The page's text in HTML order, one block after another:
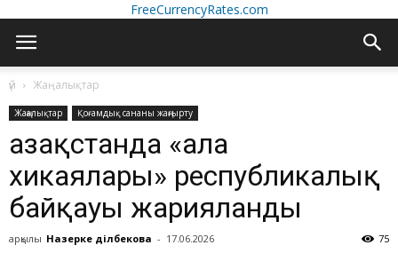
FreeCurrencyRates.com
үй Жаңалықтар
Жаңалықтар Қоғамдық сананы жаңғырту
Қазақстанда «Қала
хикаялары» республикалық
байқауы жарияланды
арқылы Назерке Әділбекова - 17.06.2026 75